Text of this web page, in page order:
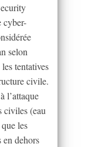
cyber-
selon
tentatives
civile.
l’attaque
civiles (eau
les
en dehors